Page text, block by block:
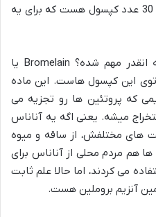
هر بسته از این کپسول ها معمولاً 30 عدد کپسول هست که برای یه
خب، حالا این Bromelain چیه که انقدر مهم شده؟ Bromelain یا
این کپسول هاست. این ماده
که پروتئین ها رو تجزیه می
میشه. یعنی اگه یه آناناس
های مختلفش، از ساقه و میوه
ها هم مردم محلی از آناناس برای
می کردند، اما حالا علم ثابت
آنزیم بروملین هست.